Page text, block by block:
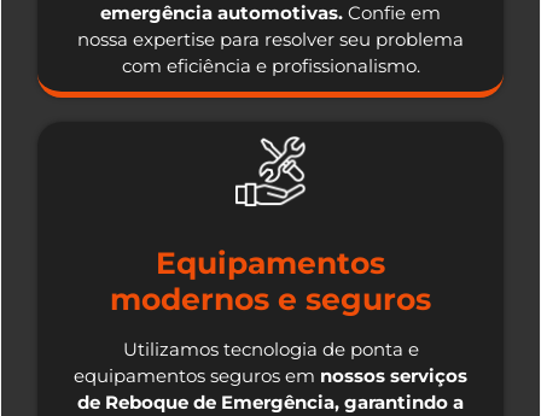
emergência automotivas. Confie em
nossa expertise para resolver seu problema
com eficiência e profissionalismo.
Equipamentos
modernos e seguros
Utilizamos tecnologia de ponta e
equipamentos seguros em nossos serviços
de Reboque de Emergência, garantindo a